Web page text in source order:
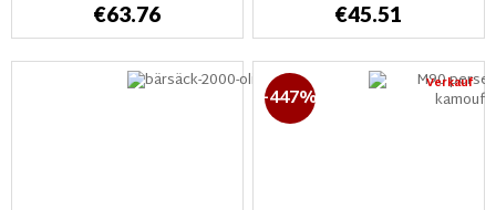
€63.76 €45.51
-447% Verkauf